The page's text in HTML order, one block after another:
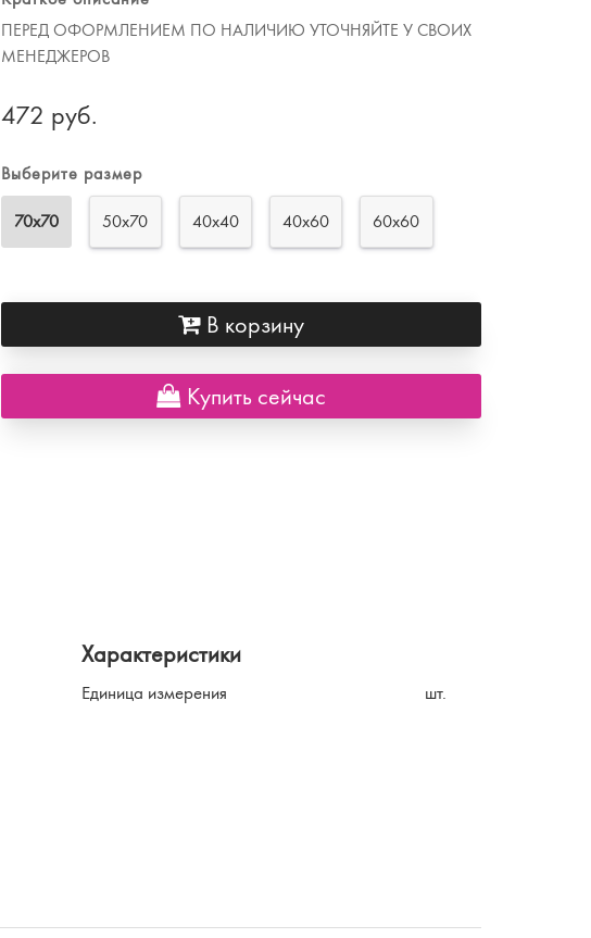
ПЕРЕД ОФОРМЛЕНИЕМ ПО НАЛИЧИЮ УТОЧНЯЙТЕ У СВОИХ
МЕНЕДЖЕРОВ
472 руб.
Выберите размер
70х70 50х70 40х40 40х60 60х60
В корзину
Купить сейчас
Характеристики
Единица измерения шт.